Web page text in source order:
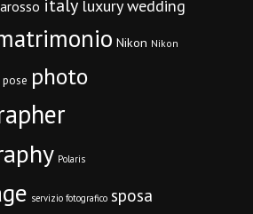
italy luxury wedding
Nikon Nikon
photo
Polaris
servizio fotografico sposa